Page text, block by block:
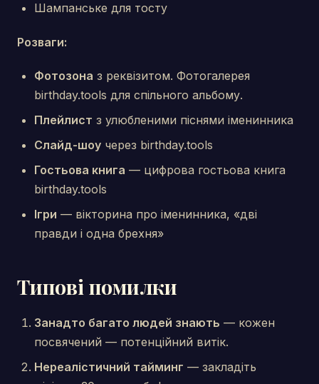
Шампанське для тосту
Розваги:
Фотозона з реквізитом. Фотогалерея
birthday.tools для спільного альбому.
Плейлист з улюбленими піснями іменинника
Слайд-шоу через birthday.tools
Гостьова книга — цифрова гостьова книга
birthday.tools
Ігри — вікторина про іменинника, «дві
правди і одна брехня»
Типові помилки
Занадто багато людей знають — кожен
посвячений — потенційний витік.
Нереалістичний тайминг — закладіть